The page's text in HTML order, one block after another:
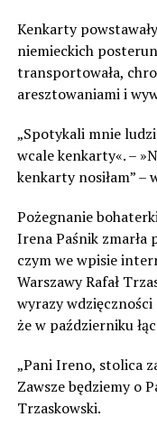
Kenkarty
niemieckich
transportowała,
aresztowaniami i
„Spotykali mnie
wcale kenkarty«. –
kenkarty nosiłam” –
Pożegnanie
Irena Paśnik zmarła
czym we wpisie
Warszawy Rafał
wyrazy wdzięczności
że w październiku
„Pani Ireno, stolica
Zawsze będziemy o
Trzaskowski.